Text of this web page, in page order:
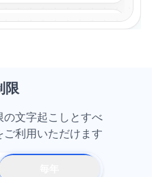
クを強化した後、継続率が向
した……
限
文字起こしとすべ
利用いただけます